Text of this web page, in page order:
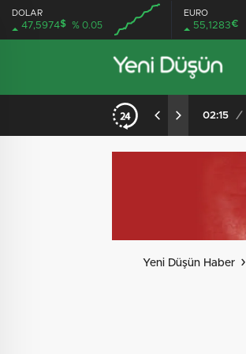
DOLAR
47,5974$ % 0.05
EURO
55,1283€
02:08 /
Yeni Düşün Haber